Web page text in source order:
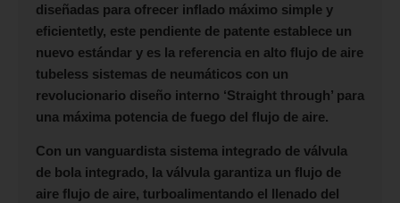
diseñadas para ofrecer inflado máximo simple y
eficientetly, este pendiente de patente establece un
nuevo estándar y es la referencia en alto flujo de aire
tubeless sistemas de neumáticos con un
revolucionario diseño interno ‘Straight through’ para
una máxima potencia de fuego del flujo de aire.
Con un vanguardista sistema integrado de válvula
de bola integrado, la válvula garantiza un flujo de
aire flujo de aire, turboalimentando el llenado del